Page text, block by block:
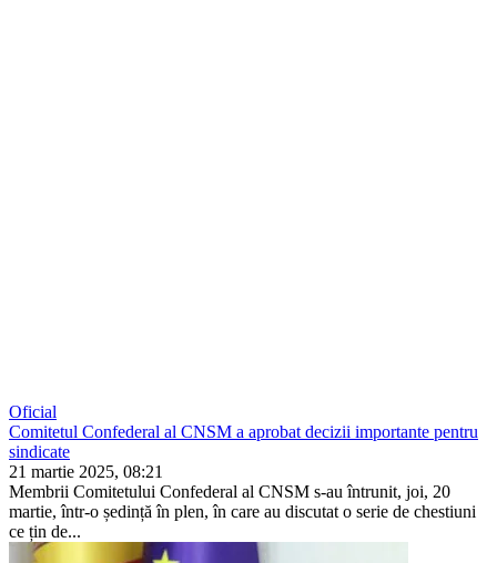
Oficial
Comitetul Confederal al CNSM a aprobat decizii importante pentru
sindicate
21 martie 2025, 08:21
Membrii Comitetului Confederal al CNSM s-au întrunit, joi, 20
martie, într-o ședință în plen, în care au discutat o serie de chestiuni
ce țin de...